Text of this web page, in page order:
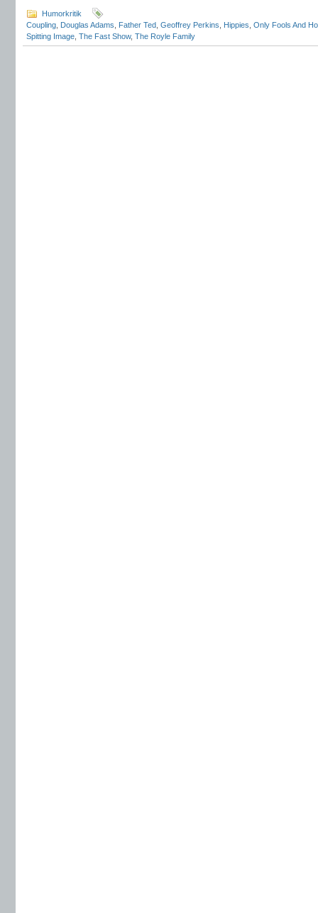
Humorkritik
Coupling Douglas Adams Father Ted Geoffrey Perkins Hippies Only Fools And
Spitting Image The Fast Show, The Royle Family